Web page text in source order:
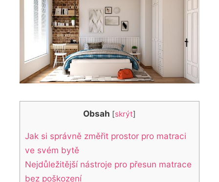
Obsah [skrýt]
Jak si správně změřit prostor pro matraci
ve svém bytě
Nejdůležitější nástroje pro přesun matrace
bez poškození